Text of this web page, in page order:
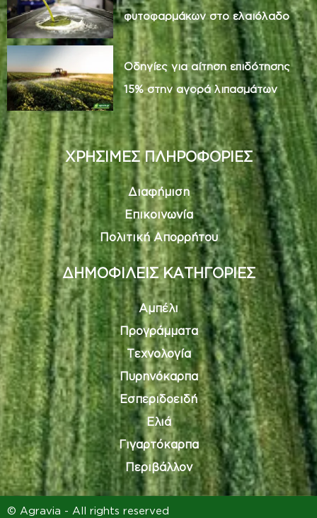
φυτοφαρμάκων στο ελαιόλαδο
Οδηγίες για αίτηση επιδότησης
15% στην αγορά λιπασμάτων
ΧΡΗΣΙΜΕΣ ΠΛΗΡΟΦΟΡΙΕΣ
Διαφήμιση
Επικοινωνία
Πολιτική Απορρήτου
ΔΗΜΟΦΙΛΕΙΣ ΚΑΤΗΓΟΡΙΕΣ
Αμπέλι
Προγράμματα
Τεχνολογία
Πυρηνόκαρπα
Εσπεριδοειδή
Ελιά
Γιγαρτόκαρπα
Περιβάλλον
© Agravia - All rights reserved